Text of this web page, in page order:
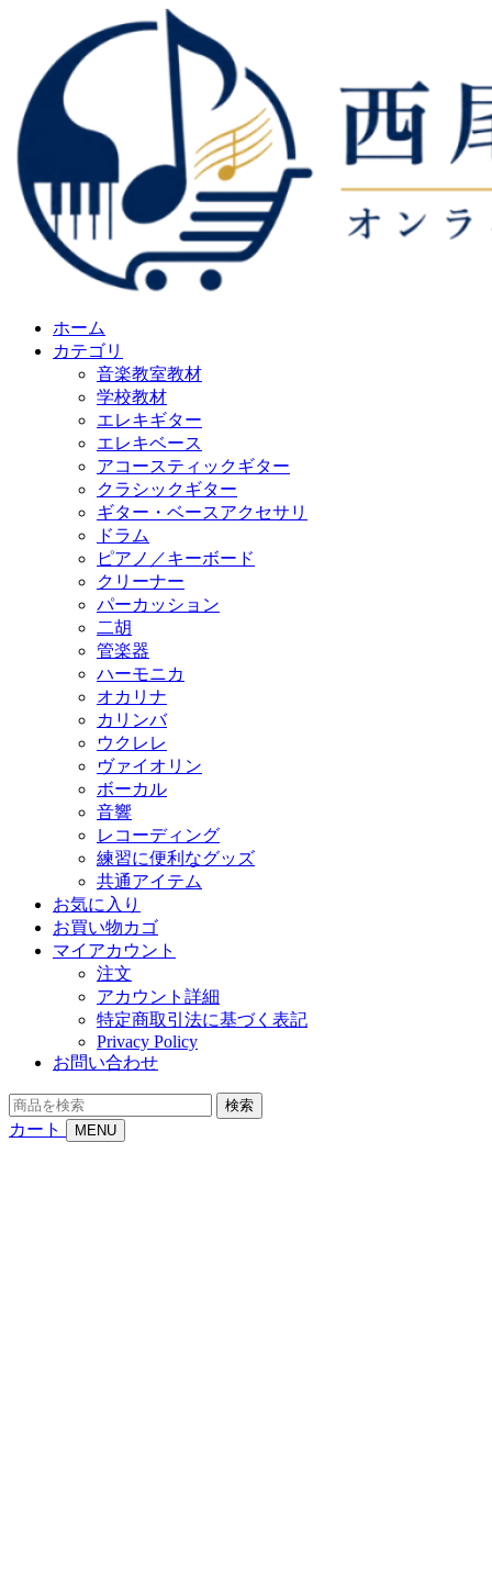
ホーム
カテゴリ
音楽教室教材
学校教材
エレキギター
エレキベース
アコースティックギター
クラシックギター
ギター・ベースアクセサリ
ドラム
ピアノ／キーボード
クリーナー
パーカッション
二胡
管楽器
ハーモニカ
オカリナ
カリンバ
ウクレレ
ヴァイオリン
ボーカル
音響
レコーディング
練習に便利なグッズ
共通アイテム
お気に入り
お買い物カゴ
マイアカウント
注文
アカウント詳細
特定商取引法に基づく表記
Privacy Policy
お問い合わせ
商
品
検索
カート MENU